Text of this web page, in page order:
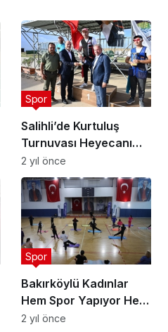
Salihli’de Kurtuluş
Turnuvası Heyecanı
Yaşandı
Spor
2 yıl önce
Bakırköylü Kadınlar
Hem Spor Yapıyor Hem
Sosyalleşiyor
Spor
2 yıl önce